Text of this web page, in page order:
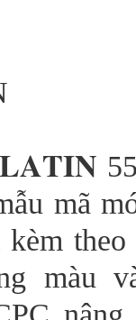
mã
theo
màu